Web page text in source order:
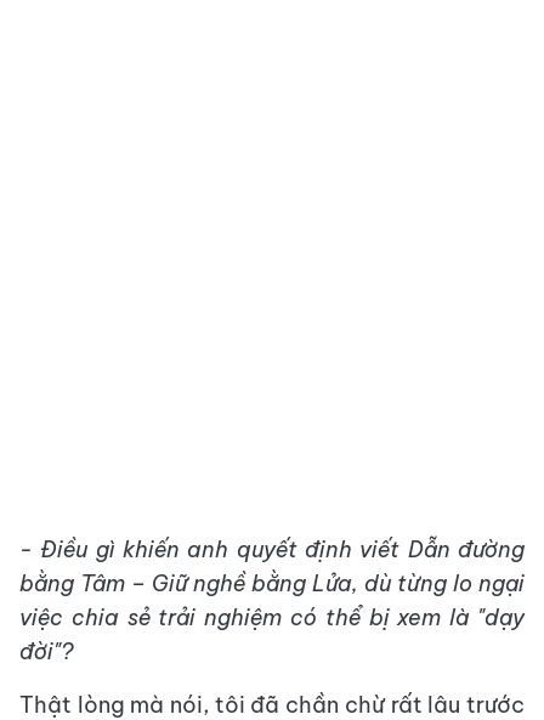
- Điều gì khiến anh quyết định viết Dẫn đường
bằng Tâm – Giữ nghề bằng Lửa, dù từng lo ngại
việc chia sẻ trải nghiệm có thể bị xem là "dạy
đời"?
Thật lòng mà nói, tôi đã chần chừ rất lâu trước